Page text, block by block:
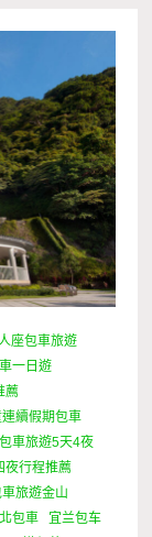
座包車旅遊
一日遊
薦
連續假期包車
包車旅遊5天4夜
夜行程推薦
車旅遊金山
包車
宜兰包车